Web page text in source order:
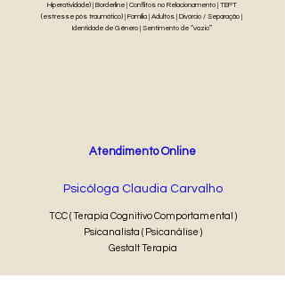
Hiperatividade) | Borderline | Conflitos no Relacionamento | TEPT
(estresse pós traumático) | Família | Adultos | Divórcio / Separação |
Identidade de Gênero | Sentimento de “vazio”
Atendimento Online
Psicóloga Claudia Carvalho
TCC ( Terapia Cognitivo Comportamental )
Psicanalista ( Psicanálise )
Gestalt Terapia